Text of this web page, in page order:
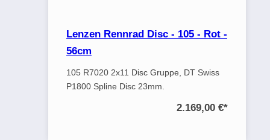
Lenzen Rennrad Disc - 105 - Rot -
56cm
105 R7020 2x11 Disc Gruppe, DT Swiss
P1800 Spline Disc 23mm.
2.169,00 €*